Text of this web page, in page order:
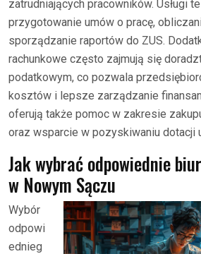
zatrudniających pracowników. Usługi
przygotowanie umów o pracę,
sporządzanie raportów do ZUS.
rachunkowe często zajmują się
podatkowym, co pozwala
kosztów i lepsze zarządzanie
oferują także pomoc w zakresie
oraz wsparcie w pozyskiwaniu dotacji
Jak wybrać odpowiednie
w Nowym Sączu
Wybór
odpowi
ednieg